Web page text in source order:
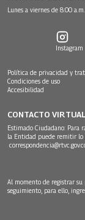
Lunes a viernes de 8:00
Instagram
Política de privacidad y
Condiciones de uso
Accesibilidad
CONTACTO VIRTUAL
Estimado Ciudadano: Para
la Entidad puede remitir lo
Al momento de registrar su
seguimiento, para ello,